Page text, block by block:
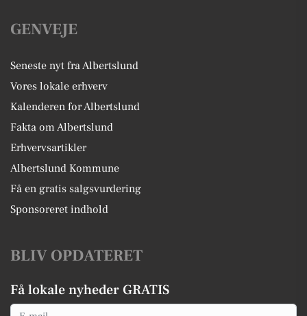
GENVEJE
Seneste nyt fra Albertslund
Vores lokale erhverv
Kalenderen for Albertslund
Fakta om Albertslund
Erhvervsartikler
Albertslund Kommune
Få en gratis salgsvurdering
Sponsoreret indhold
BLIV OPDATERET
Få lokale nyheder GRATIS
Email